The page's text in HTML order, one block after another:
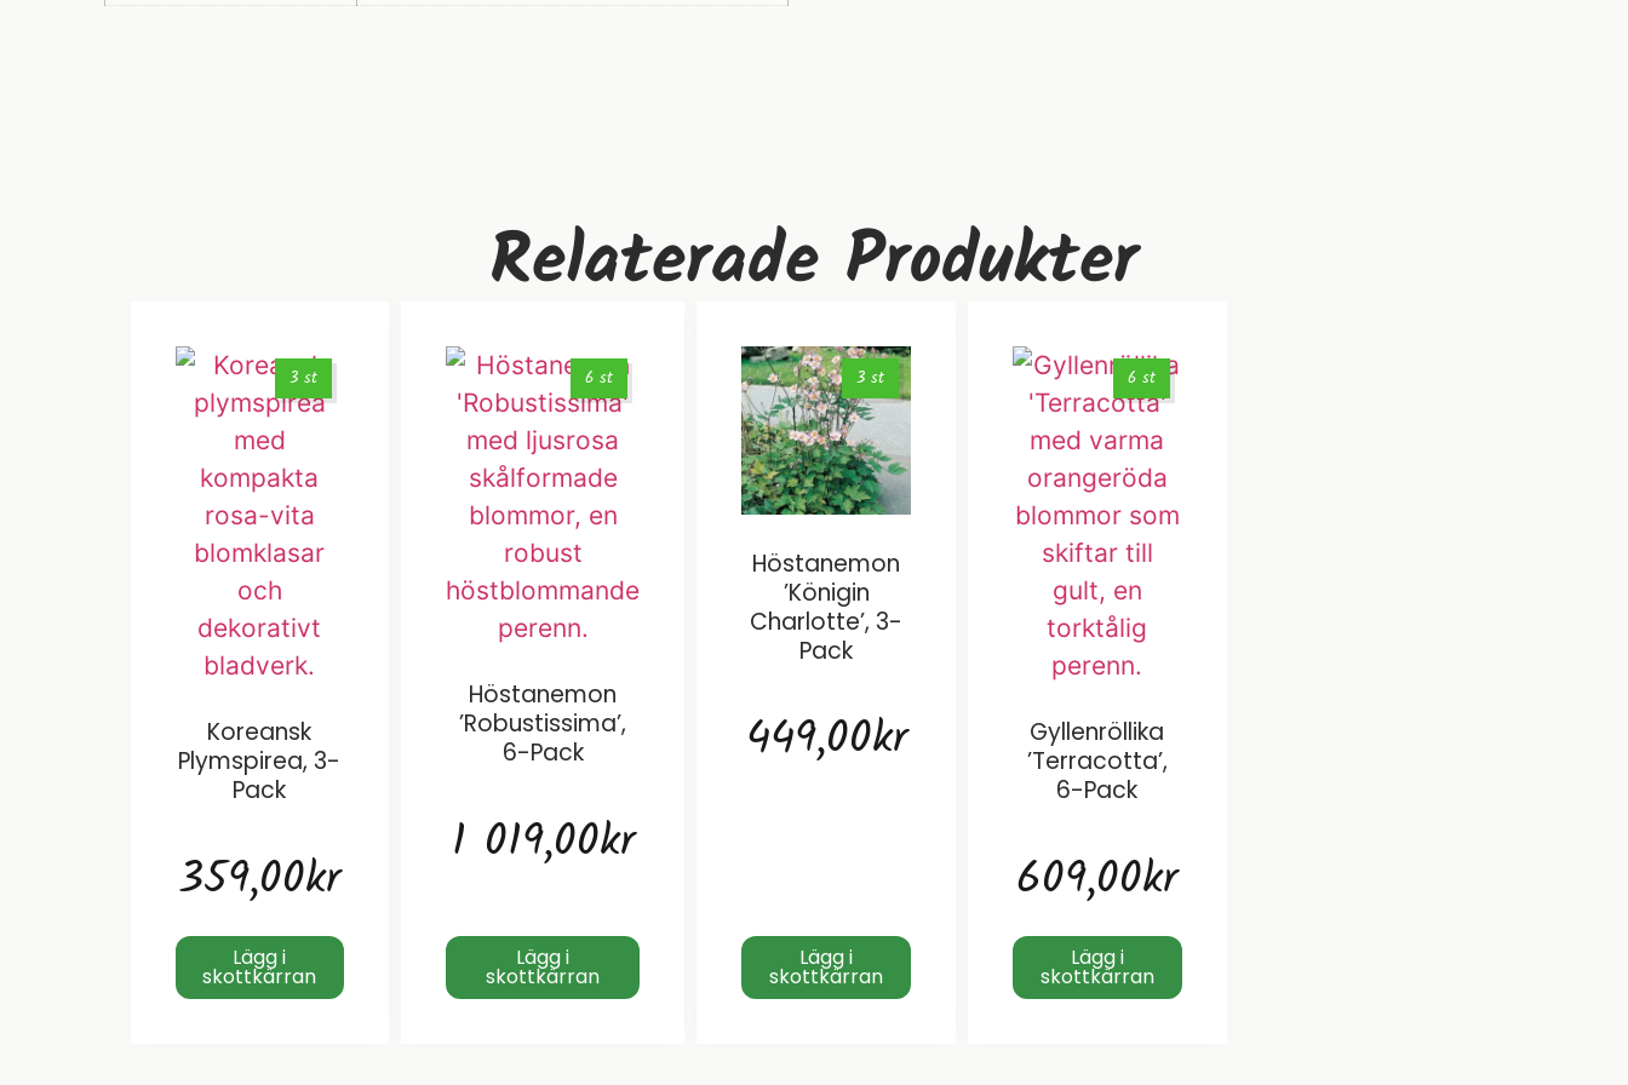
Relaterade Produkter
3 st
Koreansk
Plymspirea, 3-
Pack
359,00kr
Lägg i
skottkärran
6 st
Höstanemon
’Robustissima’,
6-Pack
1 019,00kr
Lägg i
skottkärran
3 st
Höstanemon
’Königin
Charlotte’, 3-
Pack
449,00kr
Lägg i
skottkärran
6 st
Gyllenröllika
’Terracotta’,
6-Pack
609,00kr
Lägg i
skottkärran